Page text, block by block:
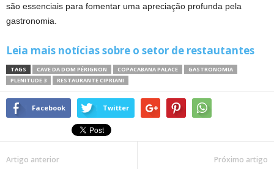
são essenciais para fomentar uma apreciação profunda pela
gastronomia.
Leia mais notícias sobre o setor de restautantes
TAGS CAVE DA DOM PÉRIGNON COPACABANA PALACE
GASTRONOMIA
PLENITUDE 3
RESTAURANTE CIPRIANI
Facebook Twitter
Artigo anterior Próximo artigo